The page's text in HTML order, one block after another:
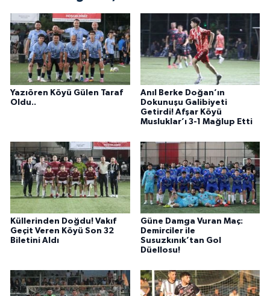
Yazıören Köyü Gülen Taraf
Oldu..
Anıl Berke Doğan’ın
Dokunuşu Galibiyeti
Getirdi! Afşar Köyü
Musluklar’ı 3-1 Mağlup Etti
Küllerinden Doğdu! Vakıf
Geçit Veren Köyü Son 32
Biletini Aldı
Güne Damga Vuran Maç:
Demirciler ile
Susuzkınık’tan Gol
Düellosu!